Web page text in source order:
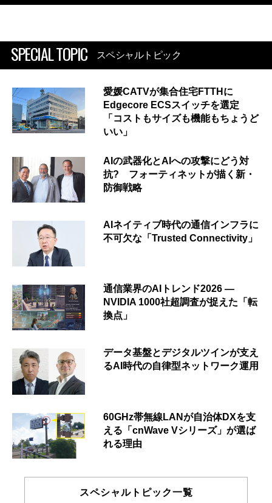
SPECIAL TOPIC スペシャルトピック
愛媛CATVが集合住宅FTTHに
Edgecore ECSスイッチを選定
「コストもサイズも機能もちょうど
いい」
AIの武器化とAIへの攻撃にどう対
抗? フォーティネットが描く新・
防御戦略
AIネイティブ時代の通信インフラに
不可欠な「Trusted Connectivity」
通信業界のAIトレンド2026 ―
NVIDIA 1000社超調査が捉えた「転
換点」
データ基盤とデジタルツインが支え
るAI時代の自律型ネットワーク運用
60GHz帯無線LANが自治体DXを支
える「cnWave Vシリーズ」が選ば
れる理由
スペシャルトピック一覧